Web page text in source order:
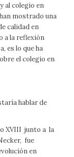
al colegio en
mostrado una
calidad en
a la reflexión
es lo que ha
el colegio en
hablar de
XVIII junto a la
fue
en